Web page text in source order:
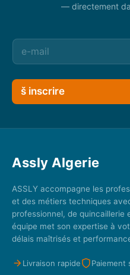
— directement
š inscrire
Assly Algerie
ASSLY accompagne les
et des métiers techniques
professionnel, de quincaillerie
équipe met son expertise à
délais maîtrisés et
Livraison rapide Paiement